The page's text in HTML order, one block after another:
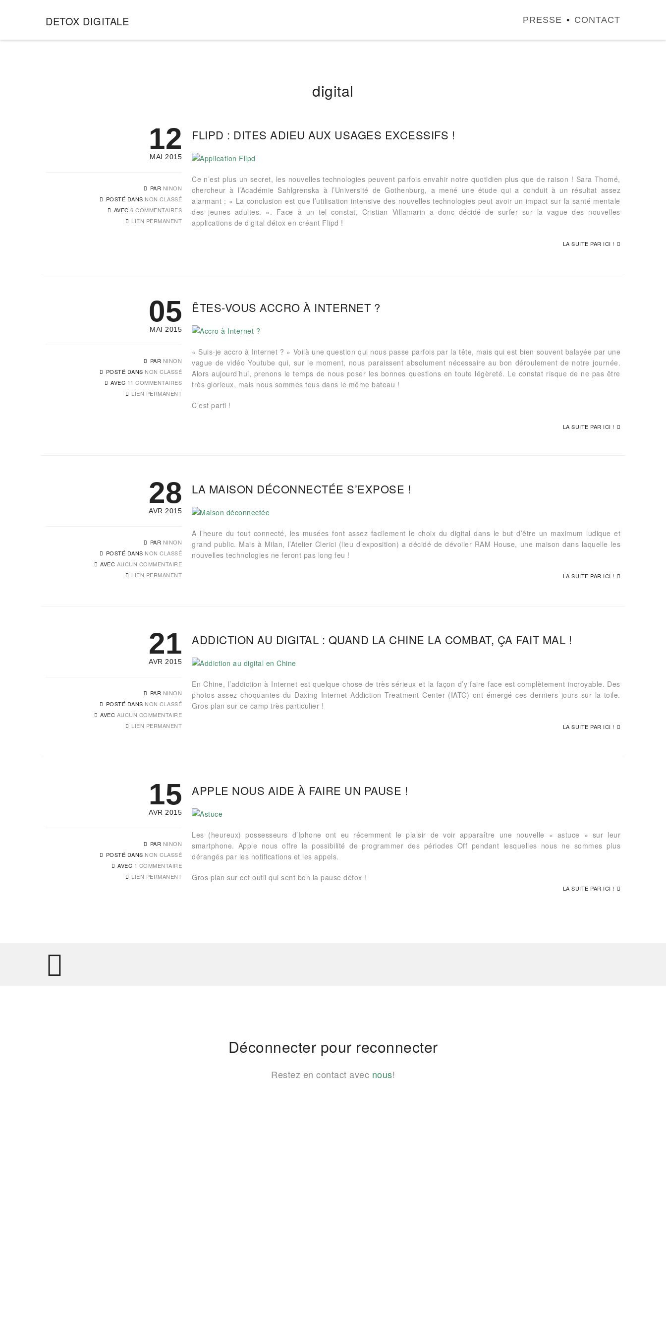
DETOX DIGITALE PRESSE CONTACT
digital
12
MAI 2015
PAR NINON
POSTÉ DANS NON CLASSÉ
AVEC 6 COMMENTAIRES
LIEN PERMANENT
FLIPD : DITES ADIEU AUX USAGES EXCESSIFS !
Ce n’est plus un secret, les nouvelles technologies peuvent parfois envahir notre quotidien plus que de raison ! Sara Thomé,
chercheur à l’Académie Sahlgrenska à l’Université de Gothenburg, a mené une étude qui a conduit à un résultat assez
alarmant : « La conclusion est que l’utilisation intensive des nouvelles technologies peut avoir un impact sur la santé mentale
des jeunes adultes. ». Face à un tel constat, Cristian Villamarin a donc décidé de surfer sur la vague des nouvelles
applications de digital détox en créant Flipd !
LA SUITE PAR ICI !
05
MAI 2015
PAR NINON
POSTÉ DANS NON CLASSÉ
AVEC 11 COMMENTAIRES
LIEN PERMANENT
ÊTES-VOUS ACCRO À INTERNET ?
« Suis-je accro à Internet ? » Voilà une question qui nous passe parfois par la tête, mais qui est bien souvent balayée par une
vague de vidéo Youtube qui, sur le moment, nous paraissent absolument nécessaire au bon déroulement de notre journée.
Alors aujourd’hui, prenons le temps de nous poser les bonnes questions en toute légèreté. Le constat risque de ne pas être
très glorieux, mais nous sommes tous dans le même bateau !
C’est parti !
LA SUITE PAR ICI !
28
AVR 2015
PAR NINON
POSTÉ DANS NON CLASSÉ
AVEC AUCUN COMMENTAIRE
LIEN PERMANENT
LA MAISON DÉCONNECTÉE S’EXPOSE !
A l’heure du tout connecté, les musées font assez facilement le choix du digital dans le but d’être un maximum ludique et
grand public. Mais à Milan, l’Atelier Clerici (lieu d’exposition) a décidé de dévoiler RAM House, une maison dans laquelle les
nouvelles technologies ne feront pas long feu !
LA SUITE PAR ICI !
21
AVR 2015
PAR NINON
POSTÉ DANS NON CLASSÉ
AVEC AUCUN COMMENTAIRE
LIEN PERMANENT
ADDICTION AU DIGITAL : QUAND LA CHINE LA COMBAT, ÇA FAIT MAL !
En Chine, l’addiction à Internet est quelque chose de très sérieux et la façon d’y faire face est complètement incroyable. Des
photos assez choquantes du Daxing Internet Addiction Treatment Center (IATC) ont émergé ces derniers jours sur la toile.
Gros plan sur ce camp très particulier !
LA SUITE PAR ICI !
15
AVR 2015
PAR NINON
POSTÉ DANS NON CLASSÉ
AVEC 1 COMMENTAIRE
LIEN PERMANENT
APPLE NOUS AIDE À FAIRE UN PAUSE !
Les (heureux) possesseurs d’Iphone ont eu récemment le plaisir de voir apparaître une nouvelle « astuce » sur leur
smartphone. Apple nous offre la possibilité de programmer des périodes Off pendant lesquelles nous ne sommes plus
dérangés par les notifications et les appels.
Gros plan sur cet outil qui sent bon la pause détox !
LA SUITE PAR ICI !
Déconnecter pour reconnecter
Restez en contact avec nous!